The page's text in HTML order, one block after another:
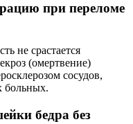
при переломе
не срастается
(омертвение)
сосудов,
больных.
бедра без